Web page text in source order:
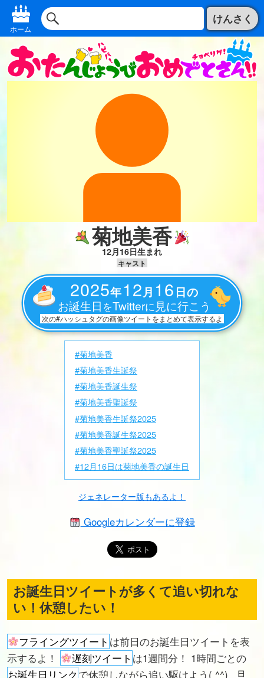
ホーム
けんさく
菊地美香
12月16日生まれ
キャスト
2025年12月 16 日の
お誕生日 をTwitterに 見に行こう
次の#ハッシュタグの画像ツイートをまとめて表示するよ
#菊地美香
#菊地美香生誕祭
#菊地美香誕生祭
#菊地美香聖誕祭
#菊地美香生誕祭2025
#菊地美香誕生祭2025
#菊地美香聖誕祭2025
#12月16日は菊地美香の誕生日
ジェネレーター版もあるよ！
Googleカレンダーに登録
お誕生日ツイートが多くて追い切れな
い！休憩したい！
フライングツイート は前日のお誕生日ツイートを表
示するよ！
遅刻ツイート は1週間分！ 1時間ごとの
お誕生日リンク で休憩しながら追い駆けよう( ^^) _旦